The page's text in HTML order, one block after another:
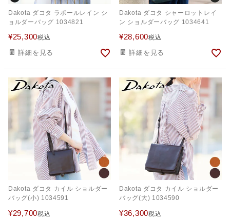
Dakota ダコタ ラポールレイン シ
ョルダーバッグ 1034821
¥25,300税込
詳細を見る
Dakota ダコタ シャーロットレイ
ン ショルダーバッグ 1034641
¥28,600税込
詳細を見る
Dakota ダコタ カイル ショルダー
バッグ(小) 1034591
¥29,700税込
Dakota ダコタ カイル ショルダー
バッグ(大) 1034590
¥36,300税込